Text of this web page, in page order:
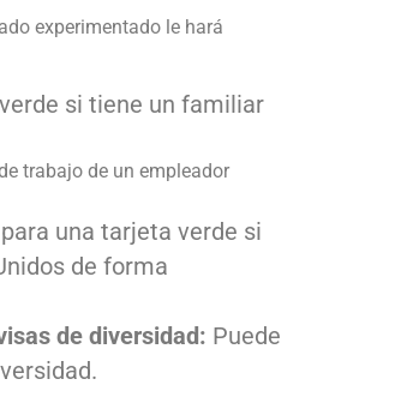
experimentado le hará
si tiene un familiar
trabajo de un empleador
una tarjeta verde si
de forma
de diversidad: Puede